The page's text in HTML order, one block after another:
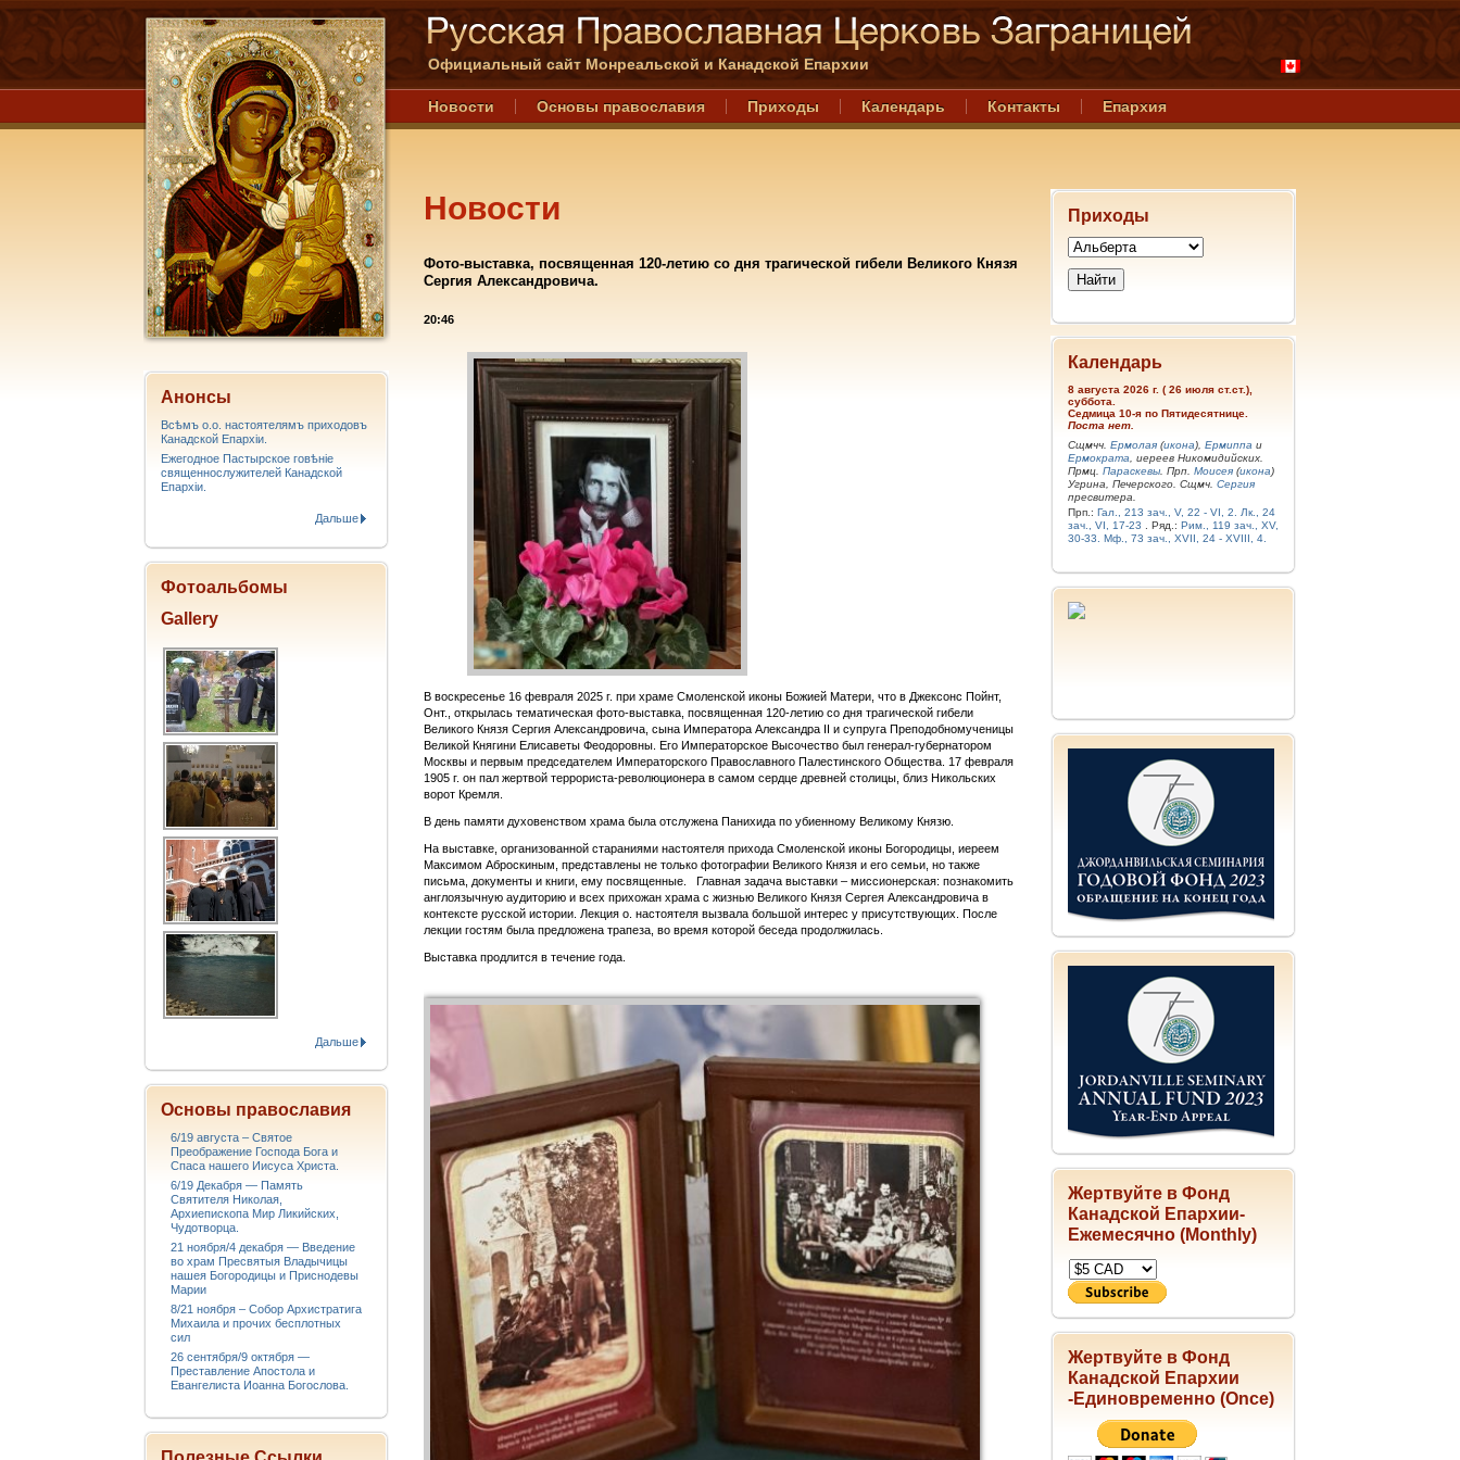
Официальный сайт Монреальской и Канадской Епархии
Новости Основы православия Приходы Календарь Контакты Епархия
Приходы
Календарь
8 августа 2026 г. ( 26 июля ст.ст.),
суббота.
Седмица 10-я по Пятидесятнице.
Поста нет.
Сщмчч. Ермолая (икона), Ермиппа и
Ермократа , иереев Никомидийских.
Прмц. Параскевы . Прп. Моисея (икона)
Угрина, Печерского. Сщмч. Сергия
пресвитера.
Прп.: Гал., 213 зач., V, 22 - VI, 2.
Лк., 24
зач., VI, 17-23
. Ряд.: Рим., 119 зач., XV,
30-33.
Мф., 73 зач., XVII, 24 - XVIII, 4.
Жертвуйте в Фонд
Канадской Епархии-
Ежемесячно (Monthly)
Жертвуйте в Фонд
Канадской Епархии
-Единовременно (Once)
Новости
Фото-выставка, посвященная 120-летию со дня трагической гибели Великого Князя
Сергия Александровича.
20:46
В воскресенье 16 февраля 2025 г. при храме Смоленской иконы Божией Матери, что в Джексонс Пойнт,
Онт., открылась тематическая фото-выставка, посвященная 120-летию со дня трагической гибели
Великого Князя Сергия Александровича, сына Императора Александра II и супруга Преподобномученицы
Великой Княгини Елисаветы Феодоровны. Его Императорское Высочество был генерал-губернатором
Москвы и первым председателем Императорского Православного Палестинского Общества. 17 февраля
1905 г. он пал жертвой террориста-революционера в самом сердце древней столицы, близ Никольских
ворот Кремля.
В день памяти духовенством храма была отслужена Панихида по убиенному Великому Князю.
На выставке, организованной стараниями настоятеля прихода Смоленской иконы Богородицы, иереем
Максимом Аброскиным, представлены не только фотографии Великого Князя и его семьи, но также
письма, документы и книги, ему посвященные. Главная задача выставки – миссионерская: познакомить
англоязычную аудиторию и всех прихожан храма с жизнью Великого Князя Сергея Александровича в
контексте русской истории. Лекция о. настоятеля вызвала большой интерес у присутствующих. После
лекции гостям была предложена трапеза, во время которой беседа продолжилась.
Выставка продлится в течение года.
Анонсы
Всѣмъ о.о. настоятелямъ приходовъ
Канадской Епархiи.
Ежегодное Пастырское говѣніе
священнослужителей Канадской
Епархіи.
Дальше
Фотоальбомы
Gallery
Дальше
Основы православия
6/19 августа – Святое
Преображение Господа Бога и
Спаса нашего Иисуса Христа.
6/19 Декабря — Память
Святителя Николая,
Архиепископа Мир Ликийских,
Чудотворца.
21 ноября/4 декабря — Введение
во храм Пресвятыя Владычицы
нашея Богородицы и Приснодевы
Марии
8/21 ноября – Собор Архистратига
Михаила и прочих бесплотных
сил
26 сентября/9 октября —
Преставление Апостола и
Евангелиста Иоанна Богослова.